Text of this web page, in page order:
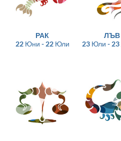
РАК
22 Юни - 22 Юли
ЛЪВ
23 Юли - 23